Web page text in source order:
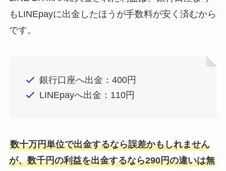
もLINEpayに出金したほうが手数料が安く済むから
です。
銀行口座へ出金：400円
LINEpayへ出金：110円
数十万円単位で出金するなら誤差かもしれません
が、数千円の利益を出金するなら290円の違いは無